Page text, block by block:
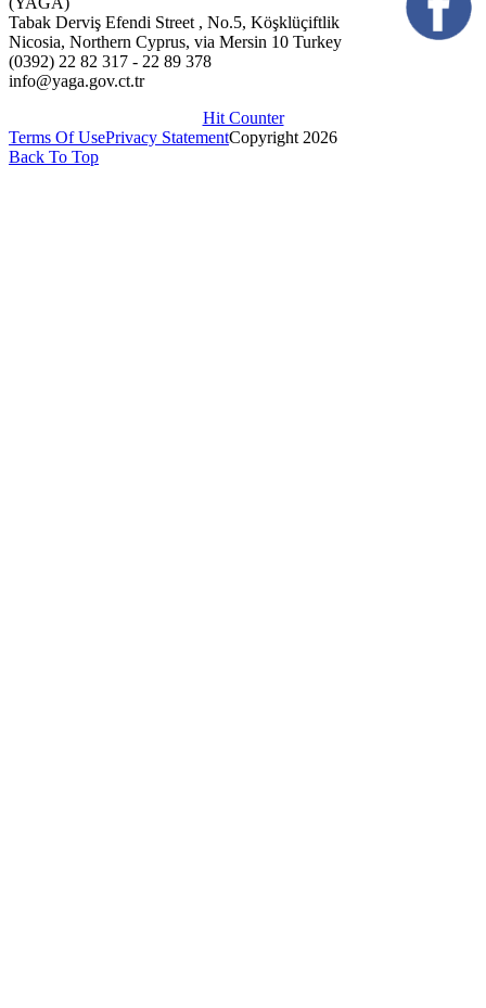
Tabak Derviş Efendi Street , No.5, Köşklüçiftlik
Nicosia, Northern Cyprus, via Mersin 10 Turkey
(0392) 22 82 317 - 22 89 378
info@yaga.gov.ct.tr
Hit Counter
Terms Of UsePrivacy StatementCopyright 2026
Back To Top